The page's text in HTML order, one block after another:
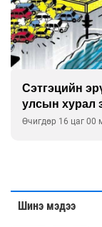
Сэтгэцийн
улсын хурал
Өчигдөр 16 цаг 00
Шинэ мэдээ